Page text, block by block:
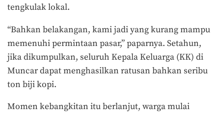
tengkulak lokal.
“Bahkan belakangan, kami jadi yang kurang mampu
memenuhi permintaan pasar,” paparnya. Setahun,
jika dikumpulkan, seluruh Kepala Keluarga (KK) di
Muncar dapat menghasilkan ratusan bahkan seribu
ton biji kopi.
Momen kebangkitan itu berlanjut, warga mulai